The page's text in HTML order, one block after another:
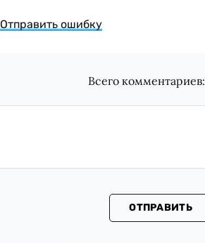
Отправить ошибку
Всего комментариев:
ОТПРАВИТЬ